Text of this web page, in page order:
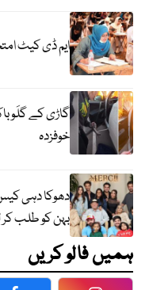
ایم ڈی کیٹ
گاڑی کے گلَو
خوفزدہ
دھوکا دہی
بہن کو طلب کر
ہمیں فالو کریں